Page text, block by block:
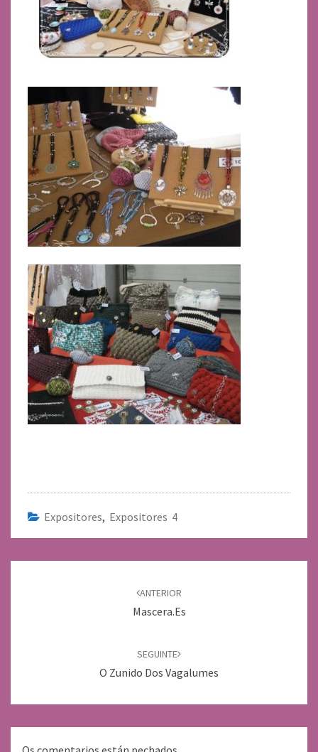
Expositores, Expositores 4
ANTERIOR
Mascera.es
SEGUINTE
O Zunido Dos Vagalumes